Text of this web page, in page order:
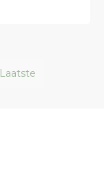
Laatste